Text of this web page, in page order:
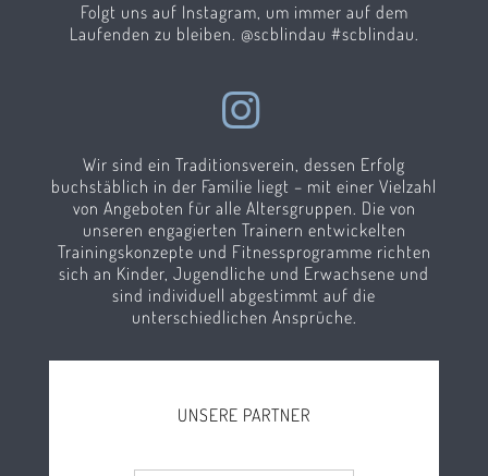
Folgt uns auf Instagram, um immer auf dem
Laufenden zu bleiben. @scblindau #scblindau.
Wir sind ein Traditionsverein, dessen Erfolg
buchstäblich in der Familie liegt – mit einer Vielzahl
von Angeboten für alle Altersgruppen. Die von
unseren engagierten Trainern entwickelten
Trainingskonzepte und Fitnessprogramme richten
sich an Kinder, Jugendliche und Erwachsene und
sind individuell abgestimmt auf die
unterschiedlichen Ansprüche.
UNSERE PARTNER